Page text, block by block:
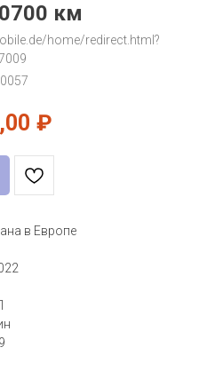
км
home/redirect.html?
₽
в Европе